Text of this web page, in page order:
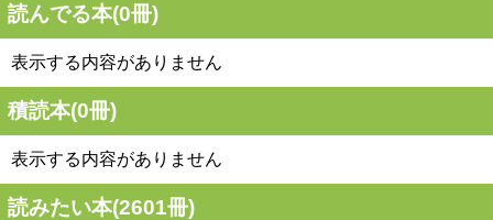
読んでる本(0冊)
表示する内容がありません
積読本(0冊)
表示する内容がありません
読みたい本(2601冊)